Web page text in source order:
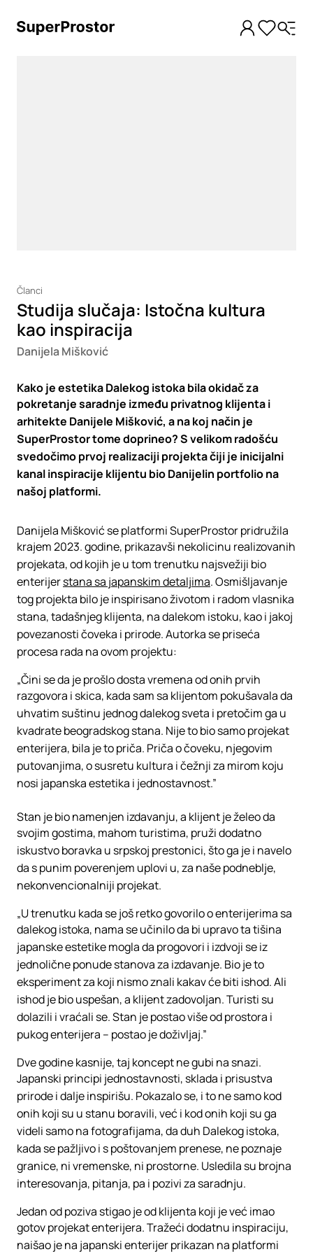
Članci
Studija slučaja: Istočna kultura
kao inspiracija
Danijela Mišković
Kako je estetika Dalekog istoka bila okidač za
pokretanje saradnje između privatnog klijenta i
arhitekte Danijele Mišković, a na koj način je
SuperProstor tome doprineo? S velikom radošću
svedočimo prvoj realizaciji projekta čiji je inicijalni
kanal inspiracije klijentu bio Danijelin portfolio na
našoj platformi.
Danijela Mišković se platformi SuperProstor pridružila
krajem 2023. godine, prikazavši nekolicinu realizovanih
projekata, od kojih je u tom trenutku najsvežiji bio
enterijerstana sa japanskim detaljima. Osmišljavanje
tog projekta bilo je inspirisano životom i radom vlasnika
stana, tadašnjeg klijenta, na dalekom istoku, kao i jakoj
povezanosti čoveka i prirode. Autorka se priseća
procesa rada na ovom projektu:
„Čini se da je prošlo dosta vremena od onih prvih
razgovora i skica, kada sam sa klijentom pokušavala da
uhvatim suštinu jednog dalekog sveta i pretočim ga u
kvadrate beogradskog stana. Nije to bio samo projekat
enterijera, bila je to priča. Priča o čoveku, njegovim
putovanjima, o susretu kultura i čežnji za mirom koju
nosi japanska estetika i jednostavnost.”
Stan je bio namenjen izdavanju, a klijent je želeo da
svojim gostima, mahom turistima, pruži dodatno
iskustvo boravka u srpskoj prestonici, što ga je i navelo
da s punim poverenjem uplovi u, za naše podneblje,
nekonvencionalniji projekat.
„U trenutku kada se još retko govorilo o enterijerima sa
dalekog istoka, nama se učinilo da bi upravo ta tišina
japanske estetike mogla da progovori i izdvoji se iz
jednolične ponude stanova za izdavanje. Bio je to
eksperiment za koji nismo znali kakav će biti ishod. Ali
ishod je bio uspešan, a klijent zadovoljan. Turisti su
dolazili i vraćali se. Stan je postao više od prostora i
pukog enterijera – postao je doživljaj.”
Dve godine kasnije, taj koncept ne gubi na snazi.
Japanski principi jednostavnosti, sklada i prisustva
prirode i dalje inspirišu. Pokazalo se, i to ne samo kod
onih koji su u stanu boravili, već i kod onih koji su ga
videli samo na fotografijama, da duh Dalekog istoka,
kada se pažljivo i s poštovanjem prenese, ne poznaje
granice, ni vremenske, ni prostorne. Usledila su brojna
interesovanja, pitanja, pa i pozivi za saradnju.
Jedan od poziva stigao je od klijenta koji je već imao
gotov projekat enterijera. Tražeći dodatnu inspiraciju,
naišao je na japanski enterijer prikazan na platformi